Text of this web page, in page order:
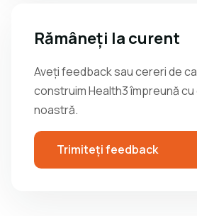
Rămâneți la curent
Aveți feedback sau cereri de
construim Health3 împreună
noastră.
Trimiteți feedback